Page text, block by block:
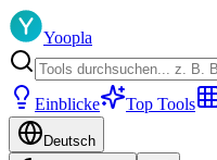
Yoopla
Einblicke Top Tools
Deutsch